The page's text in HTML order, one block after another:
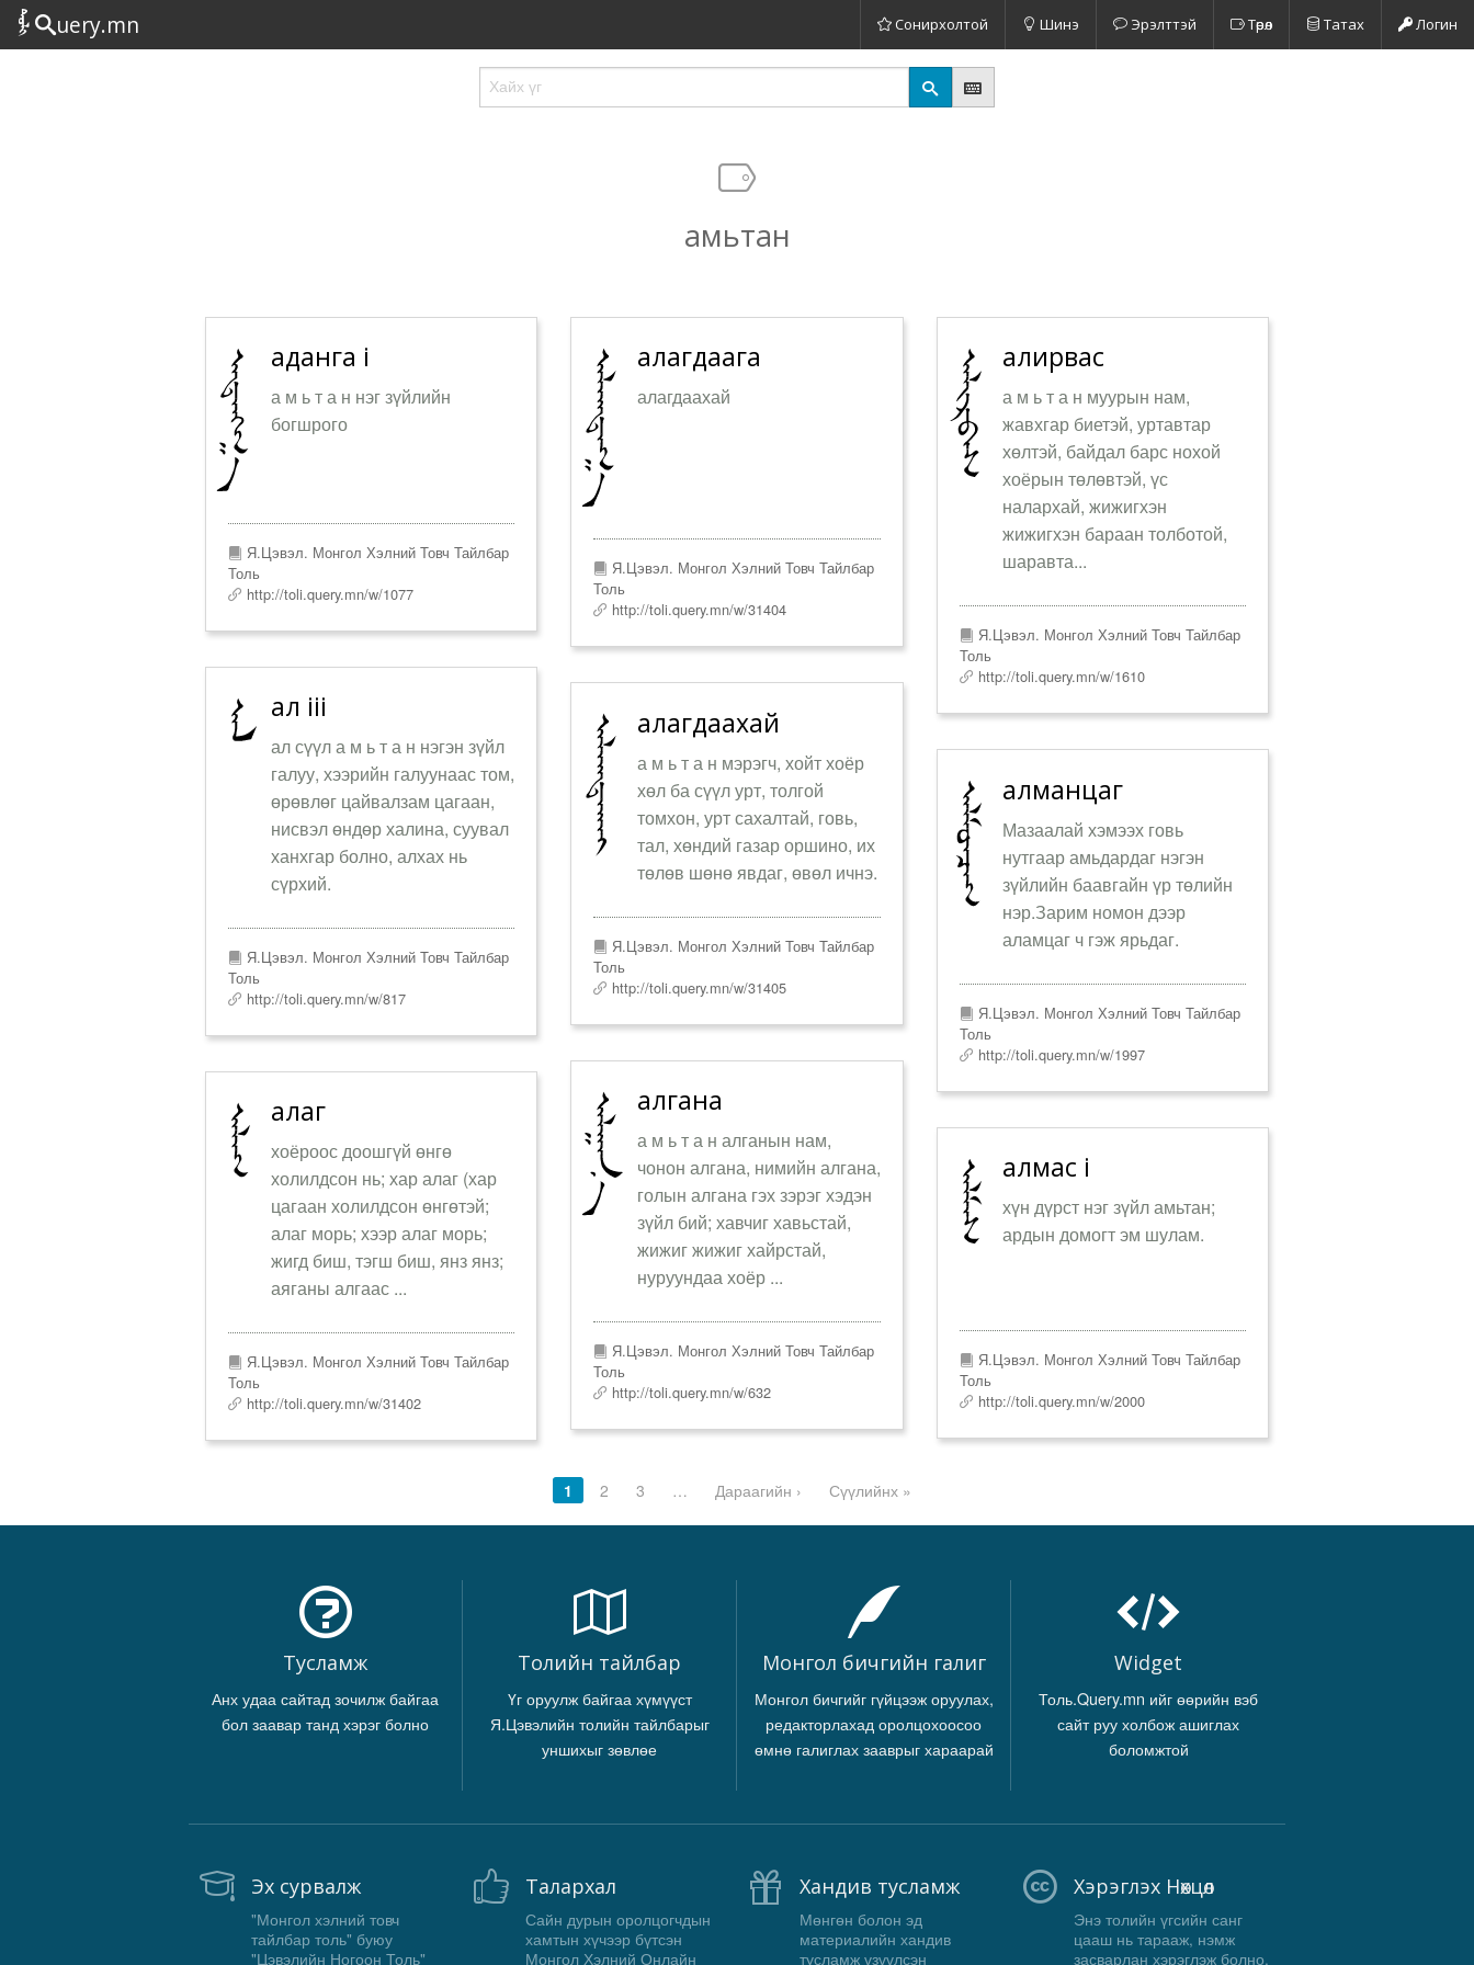
uery.mn Сонирхолтой Шинэ Эрэлттэй Төрөл Татах Логин
амьтан
аданга i
а м ь т а н нэг зүйлийн
богшрого
Я.Цэвэл. Монгол Хэлний Товч Тайлбар
Толь
http://toli.query.mn/w/1077
ал iii
ал сүүл а м ь т а н нэгэн зүйл
галуу, хээрийн галуунаас том,
өрөвлөг цайвалзам цагаан,
нисвэл өндөр халина, суувал
ханхгар болно, алхах нь
сүрхий.
Я.Цэвэл. Монгол Хэлний Товч Тайлбар
Толь
http://toli.query.mn/w/817
алаг
хоёроос доошгүй өнгө
холилдсон нь; хар алаг (хар
цагаан холилдсон өнгөтэй;
алаг морь; хээр алаг морь;
жигд биш, тэгш биш, янз янз;
аяганы алгаас ...
Я.Цэвэл. Монгол Хэлний Товч Тайлбар
Толь
http://toli.query.mn/w/31402
алагдаага
алагдаахай
Я.Цэвэл. Монгол Хэлний Товч Тайлбар
Толь
http://toli.query.mn/w/31404
алагдаахай
а м ь т а н мэрэгч, хойт хоёр
хөл ба сүүл урт, толгой
томхон, урт сахалтай, говь,
тал, хөндий газар оршино, их
төлөв шөнө явдаг, өвөл ичнэ.
Я.Цэвэл. Монгол Хэлний Товч Тайлбар
Толь
http://toli.query.mn/w/31405
алгана
а м ь т а н алганын нам,
чонон алгана, нимийн алгана,
голын алгана гэх зэрэг хэдэн
зүйл бий; хавчиг хавьстай,
жижиг жижиг хайрстай,
нуруундаа хоёр ...
Я.Цэвэл. Монгол Хэлний Товч Тайлбар
Толь
http://toli.query.mn/w/632
алирвас
а м ь т а н муурын нам,
жавхгар биетэй, уртавтар
хөлтэй, байдал барс нохой
хоёрын төлөвтэй, үс
налархай, жижигхэн
жижигхэн бараан толботой,
шаравта...
Я.Цэвэл. Монгол Хэлний Товч Тайлбар
Толь
http://toli.query.mn/w/1610
алманцаг
Мазаалай хэмээх говь
нутгаар амьдардаг нэгэн
зүйлийн баавгайн үр төлийн
нэр.Зарим номон дээр
аламцаг ч гэж ярьдаг.
Я.Цэвэл. Монгол Хэлний Товч Тайлбар
Толь
http://toli.query.mn/w/1997
алмас i
хүн дүрст нэг зүйл амьтан;
ардын домогт эм шулам.
Я.Цэвэл. Монгол Хэлний Товч Тайлбар
Толь
http://toli.query.mn/w/2000
1 2 3 … Дараагийн › Сүүлийнх »
Тусламж
Анх удаа сайтад зочилж байгаа
бол заавар танд хэрэг болно
Толийн тайлбар
Үг оруулж байгаа хүмүүст
Я.Цэвэлийн толийн тайлбарыг
уншихыг зөвлөе
Монгол бичгийн галиг
Монгол бичгийг гүйцээж оруулах,
редакторлахад оролцохоосоо
өмнө галиглах зааврыг хараарай
Widget
Толь.Query.mn ийг өөрийн вэб
сайт руу холбож ашиглах
боломжтой
Эх сурвалж
"Монгол хэлний товч
тайлбар толь" буюу
"Цэвэлийн Ногоон Толь"
Талархал
Сайн дурын оролцогчдын
хамтын хүчээр бүтсэн
Монгол Хэлний Онлайн
Хандив тусламж
Мөнгөн болон эд
материалийн хандив
тусламж үзүүлсэн
Хэрэглэх Нөхцөл
Энэ толийн үгсийн санг
цааш нь тарааж, нэмж
засварлан хэрэглэж болно,